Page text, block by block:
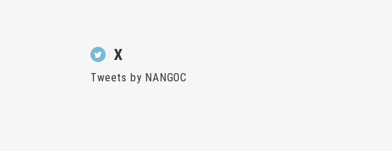
X
Tweets by NANGOC